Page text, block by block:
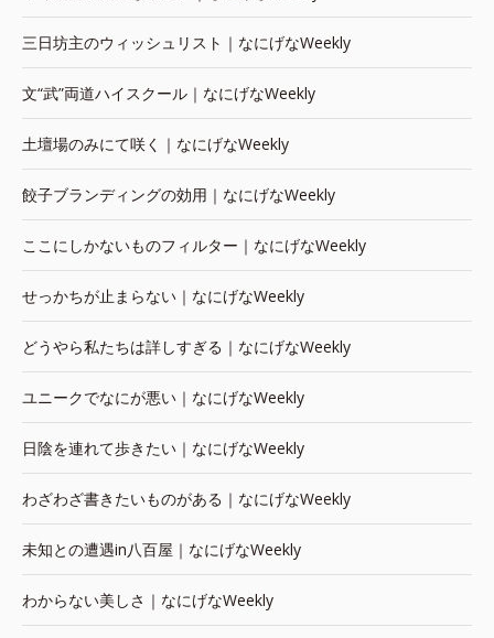
三日坊主のウィッシュリスト｜なにげなWeekly
文“武”両道ハイスクール｜なにげなWeekly
土壇場のみにて咲く｜なにげなWeekly
餃子ブランディングの効用｜なにげなWeekly
ここにしかないものフィルター｜なにげなWeekly
せっかちが止まらない｜なにげなWeekly
どうやら私たちは詳しすぎる｜なにげなWeekly
ユニークでなにが悪い｜なにげなWeekly
日陰を連れて歩きたい｜なにげなWeekly
わざわざ書きたいものがある｜なにげなWeekly
未知との遭遇in八百屋｜なにげなWeekly
わからない美しさ｜なにげなWeekly